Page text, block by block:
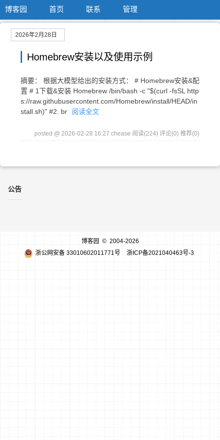
博客园 首页 联系 管理
2026年2月28日
Homebrew安装以及使用示例
摘要： 根据大模型给出的安装方式： # Homebrew安装&配
置 # 1下载&安装 Homebrew /bin/bash -c "$(curl -fsSL http
s://raw.githubusercontent.com/Homebrew/install/HEAD/in
stall.sh)" #2. br
阅读全文
posted @ 2026-02-28 16:27 chease 阅读(224) 评论(0) 推荐(0)
公告
博客园 © 2004-2026
浙公网安备 33010602011771号
浙ICP备2021040463号-3